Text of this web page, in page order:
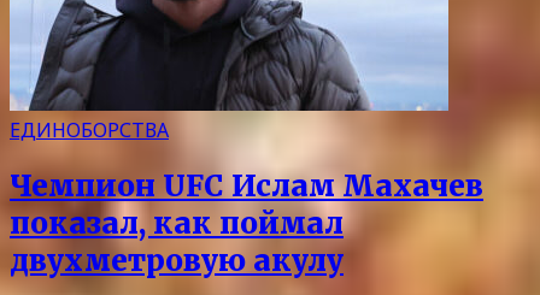
ЕДИНОБОРСТВА
Чемпион UFC Ислам Махачев
показал, как поймал
двухметровую акулу